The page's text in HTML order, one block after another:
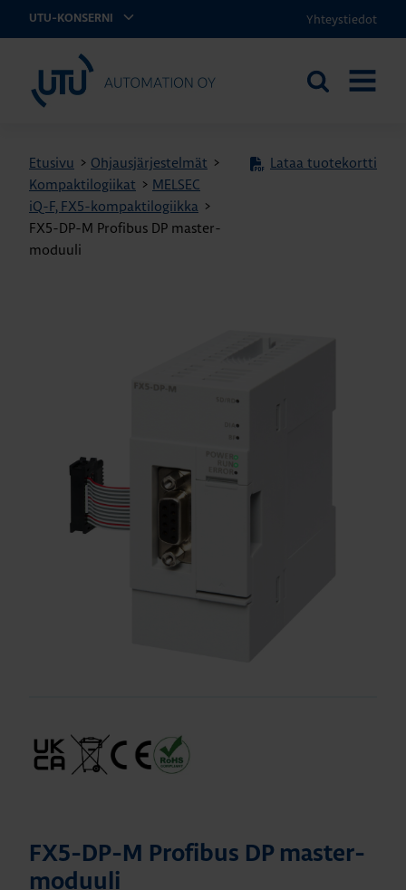
UTU-KONSERNI Yhteystiedot
UTU Automation
Etsi
Etusivu > Ohjausjärjestelmät >
Kompaktilogiikat > MELSEC
iQ-F, FX5-kompaktilogiikka >
FX5-DP-M Profibus DP master-
moduuli
Lataa tuotekortti
FX5-DP-M Profibus DP master-
moduuli